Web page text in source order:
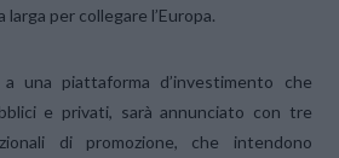
per collegare l’Europa.
una piattaforma d’investimento che
e privati, sarà annunciato con tre
di promozione, che intendono